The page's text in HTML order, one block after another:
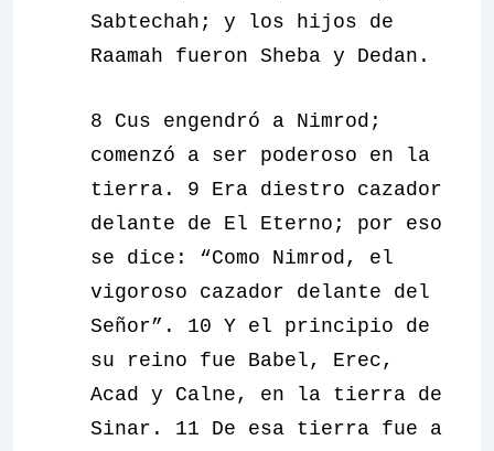
Sabtechah; y los hijos de
Raamah fueron Sheba y Dedan.
8 Cus engendró a Nimrod;
comenzó a ser poderoso en la
tierra. 9 Era diestro cazador
delante de El Eterno; por eso
se dice: “Como Nimrod, el
vigoroso cazador delante del
Señor”. 10 Y el principio de
su reino fue Babel, Erec,
Acad y Calne, en la tierra de
Sinar. 11 De esa tierra fue a